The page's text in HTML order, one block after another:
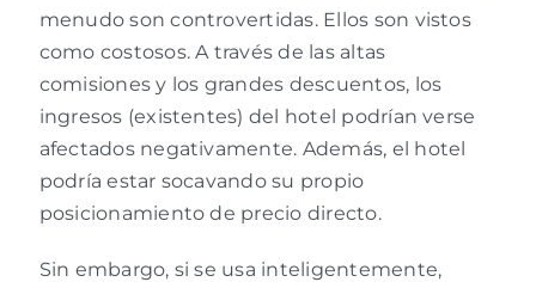
menudo son controvertidas. Ellos son vistos
como costosos. A través de las altas
comisiones y los grandes descuentos, los
ingresos (existentes) del hotel podrían verse
afectados negativamente. Además, el hotel
podría estar socavando su propio
posicionamiento de precio directo.
Sin embargo, si se usa inteligentemente,